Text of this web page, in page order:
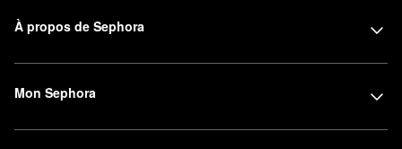
À propos de Sephora
Mon Sephora